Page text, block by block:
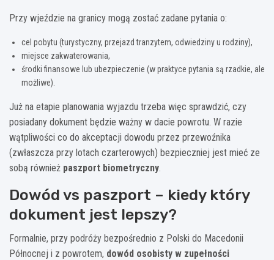
Przy wjeździe na granicy mogą zostać zadane pytania o:
cel pobytu (turystyczny, przejazd tranzytem, odwiedziny u rodziny),
miejsce zakwaterowania,
środki finansowe lub ubezpieczenie (w praktyce pytania są rzadkie, ale
możliwe).
Już na etapie planowania wyjazdu trzeba więc sprawdzić, czy
posiadany dokument będzie ważny w dacie powrotu. W razie
wątpliwości co do akceptacji dowodu przez przewoźnika
(zwłaszcza przy lotach czarterowych) bezpieczniej jest mieć ze
sobą również paszport biometryczny.
Dowód vs paszport – kiedy który
dokument jest lepszy?
Formalnie, przy podróży bezpośrednio z Polski do Macedonii
Północnej i z powrotem, dowód osobisty w zupełności